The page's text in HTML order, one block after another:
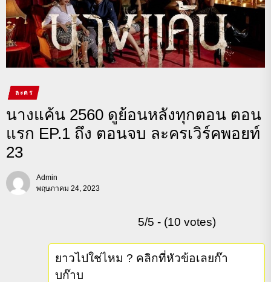
ละคร
นางแค้น 2560 ดูย้อนหลังทุกตอน ตอน
แรก EP.1 ถึง ตอนจบ ละครเวิร์คพอยท์
23
Admin
พฤษภาคม 24, 2023
5/5 - (10 votes)
ยาวไปใช่ไหม ? คลิกที่หัวข้อเลยก๊า
บก๊าบ